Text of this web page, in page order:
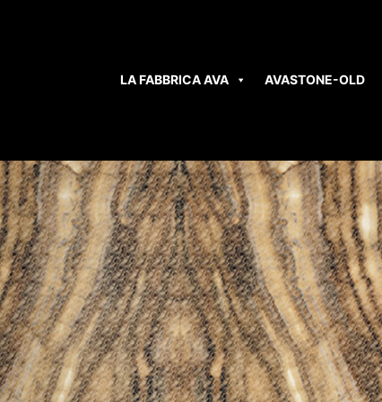
LA FABBRICA AVA AVASTONE-OLD